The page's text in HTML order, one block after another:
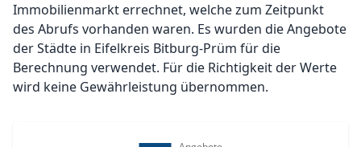
Immobilienmarkt errechnet, welche zum Zeitpunkt
des Abrufs vorhanden waren. Es wurden die Angebote
der Städte in Eifelkreis Bitburg-Prüm für die
Berechnung verwendet. Für die Richtigkeit der Werte
wird keine Gewährleistung übernommen.